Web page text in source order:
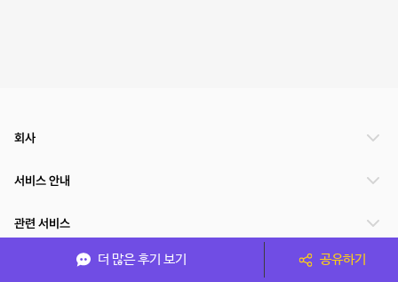
더 많은 후기 보기 공유하기
회사
서비스 안내
관련 서비스